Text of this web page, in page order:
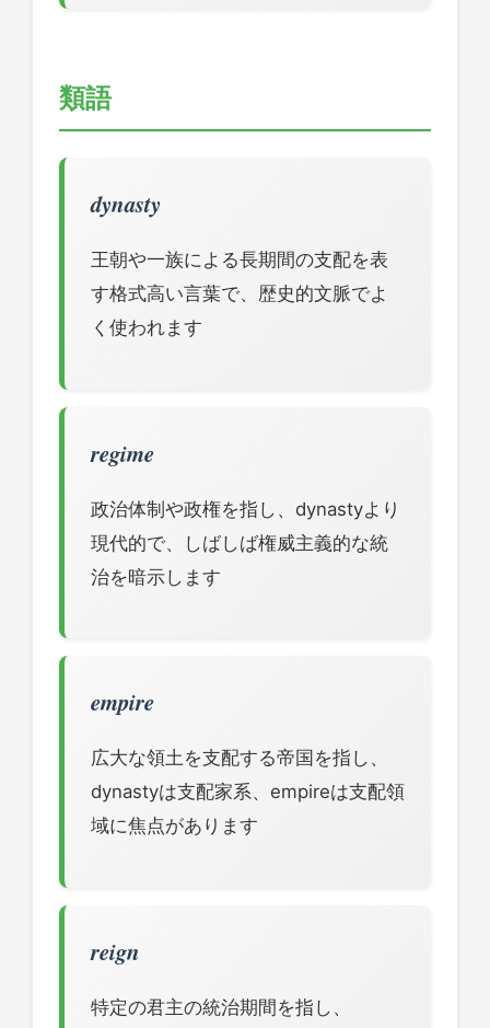
類語
dynasty
王朝や一族による長期間の支配を表
す格式高い言葉で、歴史的文脈でよ
く使われます
regime
政治体制や政権を指し、dynastyより
現代的で、しばしば権威主義的な統
治を暗示します
empire
広大な領土を支配する帝国を指し、
dynastyは支配家系、empireは支配領
域に焦点があります
reign
特定の君主の統治期間を指し、